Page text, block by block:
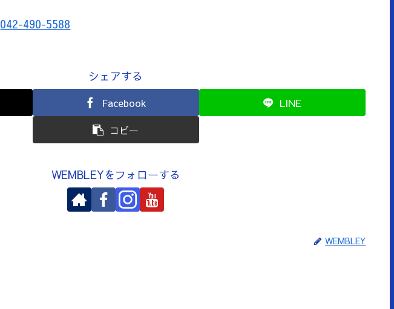
042-490-5588
シェアする
Facebook LINE
コピー
WEMBLEYをフォローする
WEMBLEY